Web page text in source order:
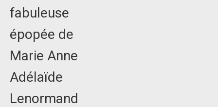
fabuleuse
épopée de
Marie Anne
Adélaïde
Lenormand